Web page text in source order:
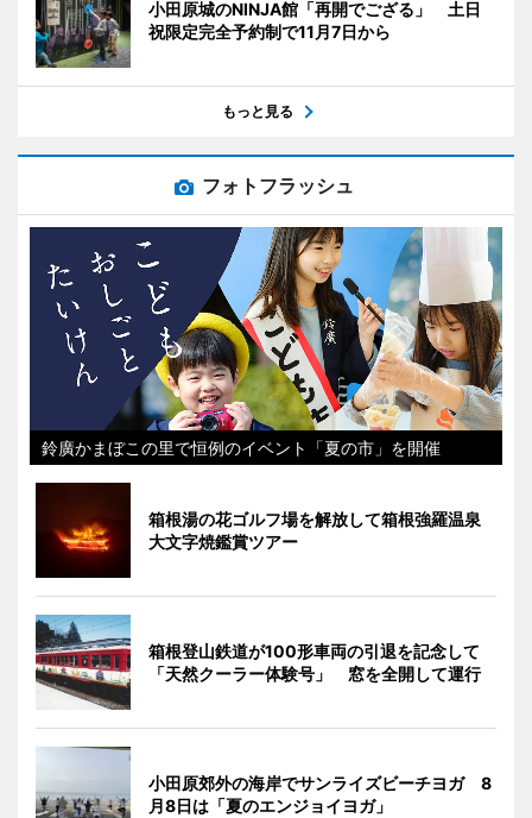
小田原城のNINJA館「再開でござる」 土日
祝限定完全予約制で11月7日から
もっと見る
フォトフラッシュ
鈴廣かまぼこの里で恒例のイベント「夏の市」を開催
箱根湯の花ゴルフ場を解放して箱根強羅温泉
大文字焼鑑賞ツアー
箱根登山鉄道が100形車両の引退を記念して
「天然クーラー体験号」 窓を全開して運行
小田原郊外の海岸でサンライズビーチヨガ 8
月8日は「夏のエンジョイヨガ」